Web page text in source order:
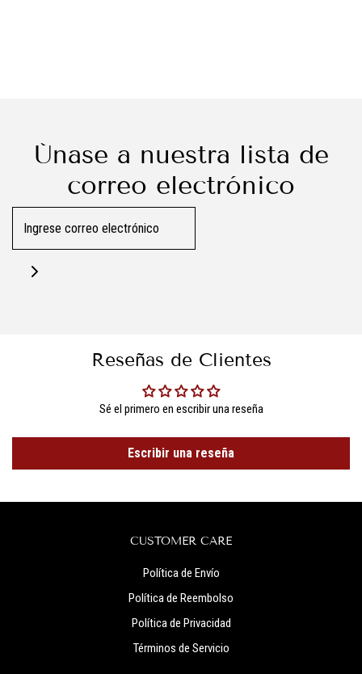
Únase a nuestra lista de
correo electrónico
Reseñas de Clientes
Sé el primero en escribir una reseña
Escribir una reseña
CUSTOMER CARE
Política de Envío
Política de Reembolso
Política de Privacidad
Términos de Servicio